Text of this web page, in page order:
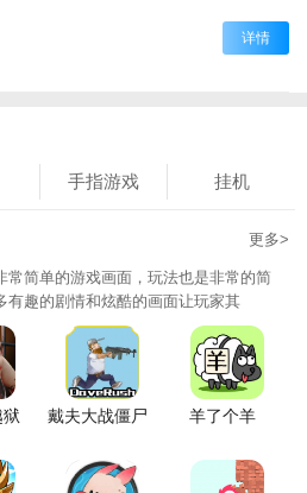
详情
手指游戏 挂机
更多>
常简单的游戏画面，玩法也是非常的简
有趣的剧情和炫酷的画面让玩家其
戴夫大战僵尸 羊了个羊